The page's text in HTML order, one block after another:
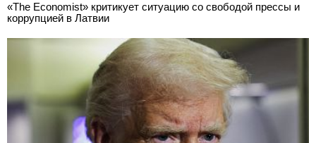
«The Economist» критикует ситуацию со свободой прессы и
коррупцией в Латвии